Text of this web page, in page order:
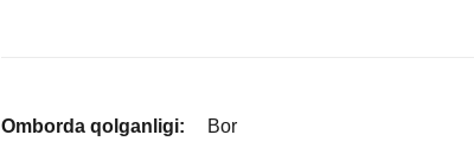
Omborda qolganligi: Bor